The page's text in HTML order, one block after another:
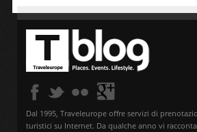
Dal 1995, Traveleurope offre servizi di
turistici su Internet. Da qualche anno vi